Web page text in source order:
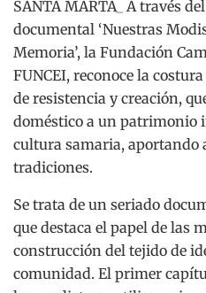
SANTA MARTA_ A través
documental ‘Nuestras
Memoria’, la Fundación
FUNCEI, reconoce la
de resistencia y creación,
doméstico a un patrimonio
cultura samaria, aportando
tradiciones.
Se trata de un seriado
que destaca el papel de las
construcción del tejido de
comunidad. El primer